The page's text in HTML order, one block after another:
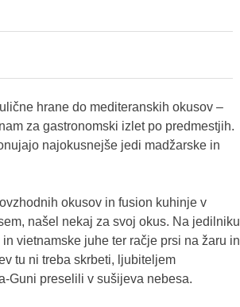
hrane do mediteranskih okusov –
za gastronomski izlet po predmestjih.
najokusnejše jedi madžarske in
okusov in fusion kuhinje v
našel nekaj za svoj okus. Na jedilniku
vietnamske juhe ter račje prsi na žaru in
tu ni treba skrbeti, ljubiteljem
Guni preselili v sušijeva nebesa.